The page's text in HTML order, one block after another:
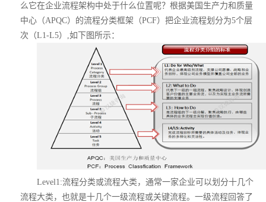
么它在企业流程架构中处于什么位置呢？根据美国生产力和质量
中心（APQC）的流程分类框架（PCF）把企业流程划分为5个层
次（L1-L5）,如下图所示：
Level1:流程分类或流程大类，通常一家企业可以划分十几个
流程大类，也就是十几个一级流程或关键流程。一级流程回答了